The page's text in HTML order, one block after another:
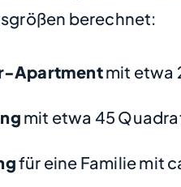
berechnet:
Apartmentmit etwa
mit etwa 45
für eine Familie mit